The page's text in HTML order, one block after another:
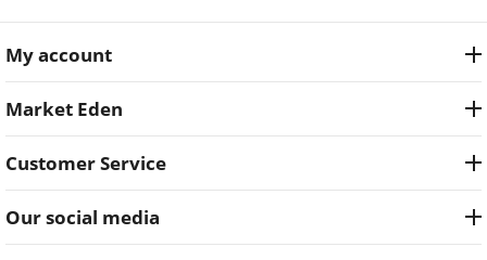
My account
Market Eden
Customer Service
Our social media